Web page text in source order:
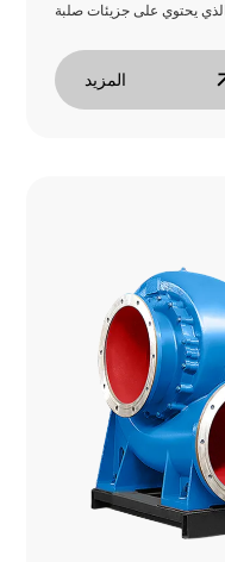
المزيد